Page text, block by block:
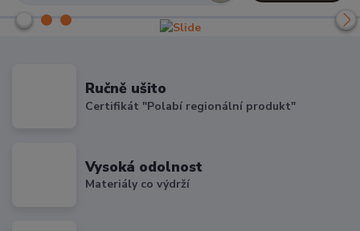
Ručně ušito
Certifikát "Polabí regionální produkt"
Vysoká odolnost
Materiály co výdrží